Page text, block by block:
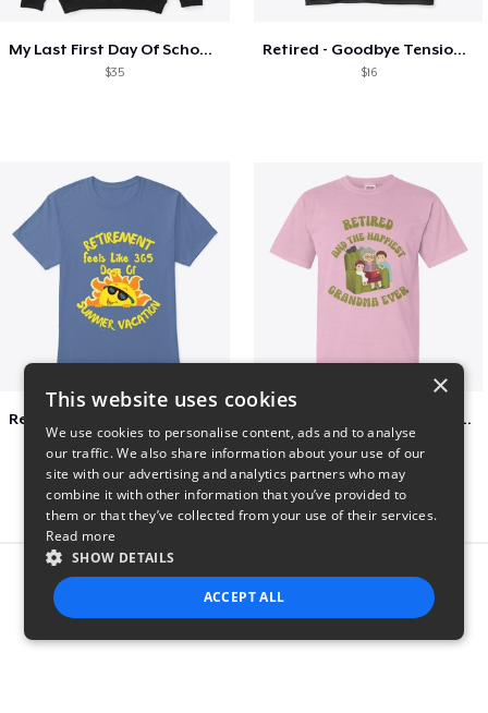
My Last First Day Of School Retiring
$35
Retired - Goodbye Tension Hello Pension
$16
Retired and the happiest grandma ever
Report this product
×
This website uses cookies
We use cookies to personalise content, ads and to analyse
our traffic. We also share information about your use of our
site with our advertising and analytics partners who may
combine it with other information that you’ve provided to
them or that they’ve collected from your use of their services.
Read more
SHOW DETAILS
ACCEPT ALL
STRICTLY NECESSARY PERFORMANCE